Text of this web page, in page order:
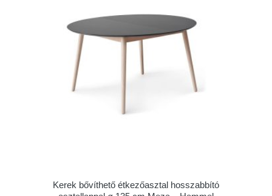
Kerek bővíthető étkezőasztal hosszabbító